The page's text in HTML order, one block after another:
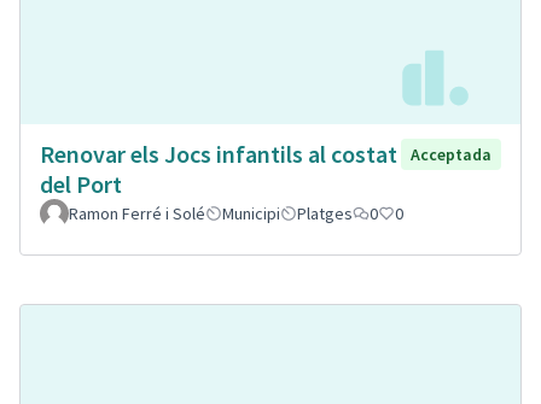
Renovar els Jocs infantils al costat
del Port
Acceptada
Ramon Ferré i Solé Municipi Platges 0 0